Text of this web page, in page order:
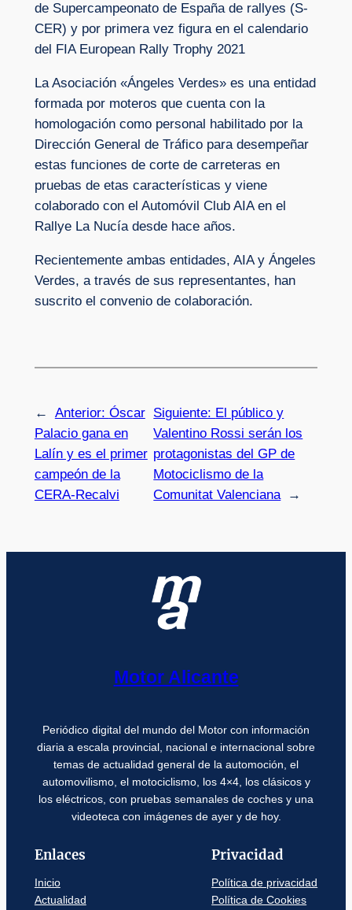
de Supercampeonato de España de rallyes (S-
CER) y por primera vez figura en el calendario
del FIA European Rally Trophy 2021
La Asociación «Ángeles Verdes» es una entidad
formada por moteros que cuenta con la
homologación como personal habilitado por la
Dirección General de Tráfico para desempeñar
estas funciones de corte de carreteras en
pruebas de etas características y viene
colaborado con el Automóvil Club AIA en el
Rallye La Nucía desde hace años.
Recientemente ambas entidades, AIA y Ángeles
Verdes, a través de sus representantes, han
suscrito el convenio de colaboración.
← Anterior: Óscar
Palacio gana en
Lalín y es el primer
campeón de la
CERA-Recalvi
Siguiente: El público y
Valentino Rossi serán los
protagonistas del GP de
Motociclismo de la
Comunitat Valenciana
→
Motor Alicante
Periódico digital del mundo del Motor con información
diaria a escala provincial, nacional e internacional sobre
temas de actualidad general de la automoción, el
automovilismo, el motociclismo, los 4×4, los clásicos y
los eléctricos, con pruebas semanales de coches y una
videoteca con imágenes de ayer y de hoy.
Enlaces
Inicio
Actualidad
Privacidad
Política de privacidad
Política de Cookies